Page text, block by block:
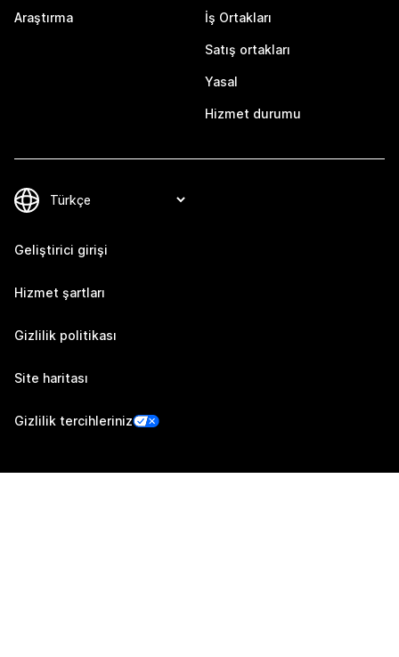
Araştırma İş Ortakları
Satış ortakları
Yasal
Hizmet durumu
Geliştirici girişi
Hizmet şartları
Gizlilik politikası
Site haritası
Gizlilik tercihleriniz